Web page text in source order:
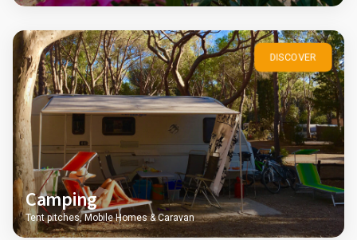
DISCOVER
Camping
Tent pitches, Mobile Homes & Caravan